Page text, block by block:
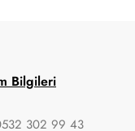
Bilgileri
302 99 43